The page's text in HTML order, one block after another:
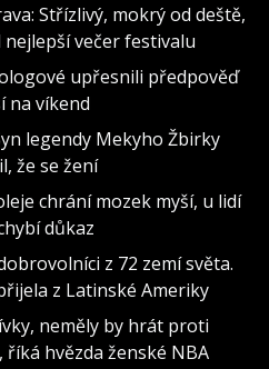
Střízlivý, mokrý od deště,
večer festivalu
upřesnili předpověď
na víkend
legendy Mekyho Žbirky
že se žení
chrání mozek myší, u lidí
důkaz
z 72 zemí světa.
z Latinské Ameriky
neměly by hrát proti
hvězda ženské NBA